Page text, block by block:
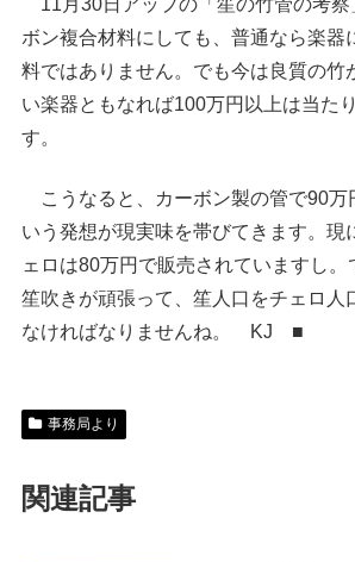
11月30日アップの「笙の竹管の考察
ボン複合材料にしても、普通なら楽器
料ではありません。でも今は良質の竹
い楽器ともなれば100万円以上は当た
す。
こうなると、カーボン製の管で90万
いう発想が現実味を帯びてきます。現
ェロは80万円で販売されていますし。
笙吹きが頑張って、笙人口をチェロ人
なければなりませんね。 KJ ■
事務局より
関連記事